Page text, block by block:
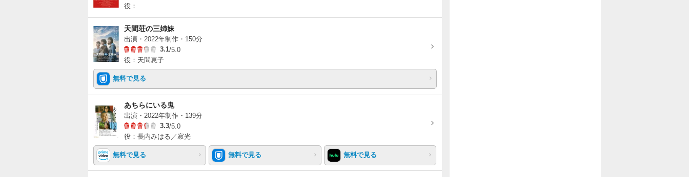
役：
天間荘の三姉妹
出演・2022年制作・150分
3.1/5.0
役：天間恵子
無料で見る
あちらにいる鬼
出演・2022年制作・139分
3.3/5.0
役：長内みはる／寂光
無料で見る 無料で見る 無料で見る